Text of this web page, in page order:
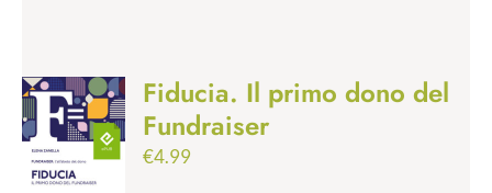
Fiducia. Il primo dono del
Fundraiser
€4.99